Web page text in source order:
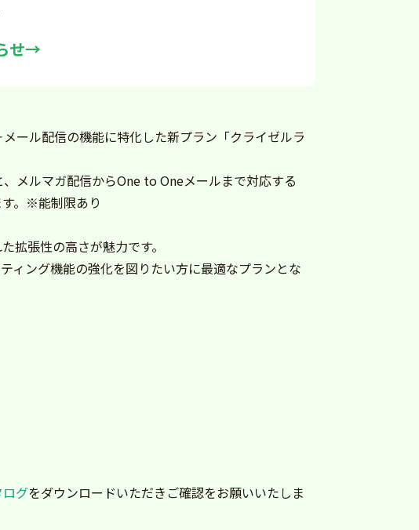
せ→
ール配信の機能に特化した新プラン「クライゼルラ
メルマガ配信からOne to Oneメールまで対応する
。※能制限あり
拡張性の高さが魅力です。
ィング機能の強化を図りたい方に最適なプランとな
グをダウンロードいただきご確認をお願いいたしま